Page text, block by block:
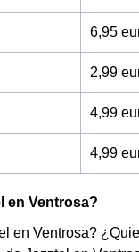
6,95
2,99
4,99
4,99
en Ventrosa?
en Ventrosa?